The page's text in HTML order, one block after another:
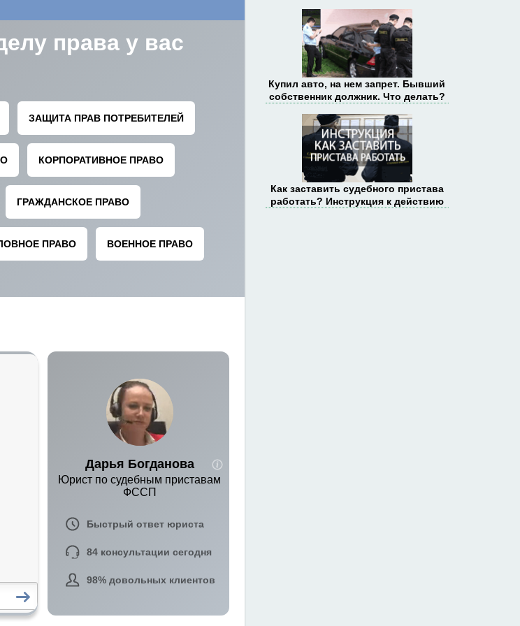
Купил авто, на нем запрет. Бывший
собственник должник. Что делать?
Как заставить судебного пристава
работать? Инструкция к действию